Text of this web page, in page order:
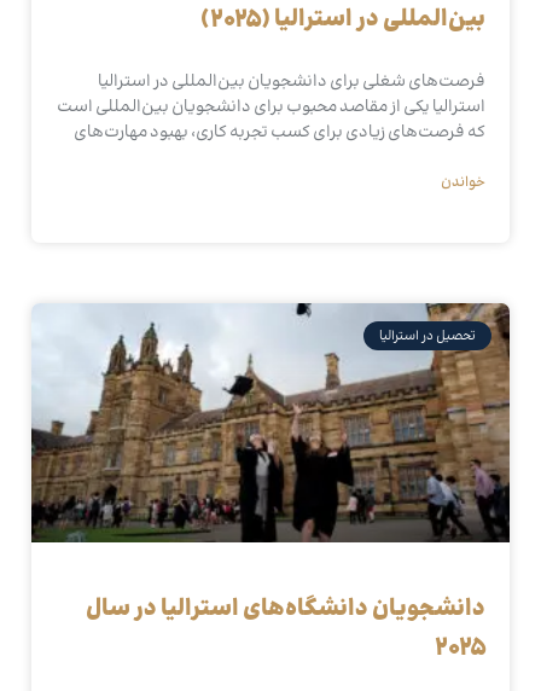
بین‌المللی در استرالیا (2025)
فرصت‌های شغلی برای دانشجویان بین‌المللی در استرالیا
استرالیا یکی از مقاصد محبوب برای دانشجویان بین‌المللی است
که فرصت‌های زیادی برای کسب تجربه کاری، بهبود مهارت‌های
خواندن
تحصیل در استرالیا
دانشجویان دانشگاه‌های استرالیا در سال
۲۰۲۵